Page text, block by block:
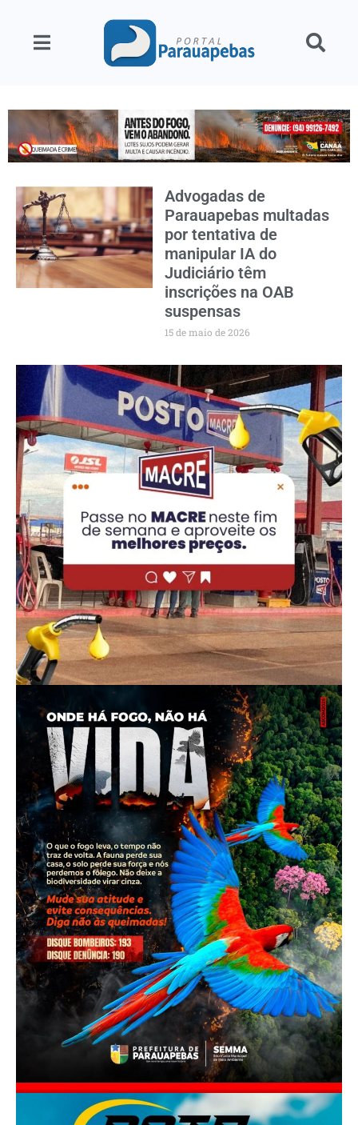
Advogadas de
Parauapebas multadas
por tentativa de
manipular IA do
Judiciário têm
inscrições na OAB
suspensas
15 de maio de 2026
PUBLICIDADE